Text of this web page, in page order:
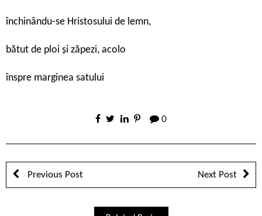
închinându-se Hristosului de lemn,
bătut de ploi și zăpezi, acolo
înspre marginea satului
0
Previous Post Next Post